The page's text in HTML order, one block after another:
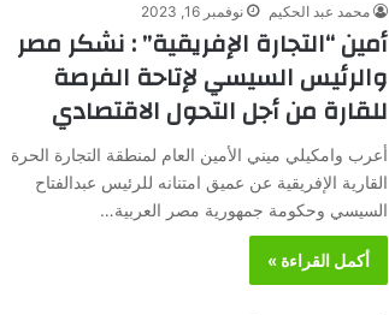
محمد عبد الحكيم نوفمبر 16, 2023
أمين “التجارة الإفريقية” : نشكر مصر
والرئيس السيسي لإتاحة الفرصة
للقارة من أجل التحول الاقتصادي
أعرب وامكيلي ميني الأمين العام لمنطقة التجارة الحرة
القارية الإفريقية عن عميق امتنانه للرئيس عبدالفتاح
السيسي وحكومة جمهورية مصر العربية…
أكمل القراءة »